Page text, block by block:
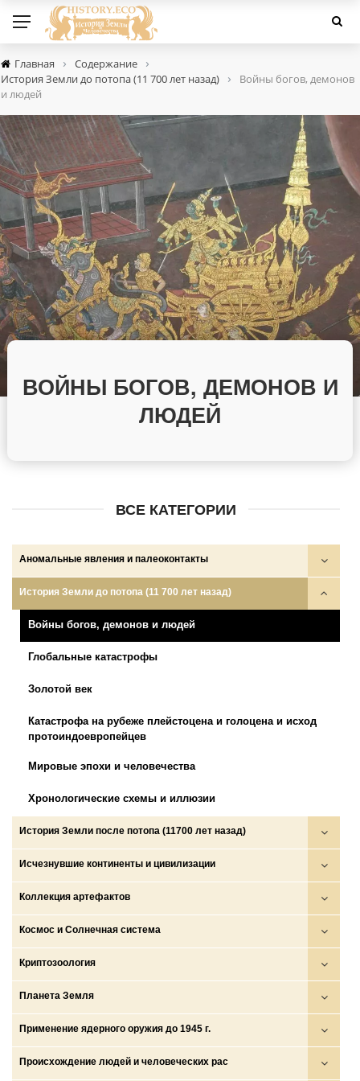
Главная › Содержание ›
История Земли до потопа (11 700 лет назад) ›
Войны богов, демонов
и людей
ВОЙНЫ БОГОВ, ДЕМОНОВ И
ЛЮДЕЙ
ВСЕ КАТЕГОРИИ
Аномальные явления и палеоконтакты
Круги на полях
НЛО
НПО и НСО
Палеоконтакты
Телекинез, телепортация, левитация…
История Земли до потопа (11 700 лет назад)
Войны богов, демонов и людей
Глобальные катастрофы
Золотой век
Катастрофа на рубеже плейстоцена и голоцена и исход
протоиндоевропейцев
Мировые эпохи и человечества
Хронологические схемы и иллюзии
История Земли после потопа (11700 лет назад)
Аратта
Древние государства (ариев, скифов, сарматов и др.)
Империи амазонок
Исход протоиндоевропейцев
Потоп
Становление современной системы границ и языков
Тартария
Исчезнувшие континенты и цивилизации
Боги, демоны, люди
Волшебные народы
Исчезнувшие животные
Исчезнувшие континенты
Исчезнувшие цивилизации
Легенды о Стране бессмертных
Коллекция артефактов
Древние знания и тексты
Древние карты
Изображения исчезнувших животных
Остатки и следы людей
Остатки и следы техники
Космос и Солнечная система
Космос
Луна
Планеты и спутники
Солнечная система
Криптозоология
Драконы
Морские и океанские монстры
Озерные и речные монстры
Планета Земля
Внутреннее строение Земли
Геологическая история Земли
Применение ядерного оружия до 1945 г.
Жизнь до
Происхождение людей и человеческих рас